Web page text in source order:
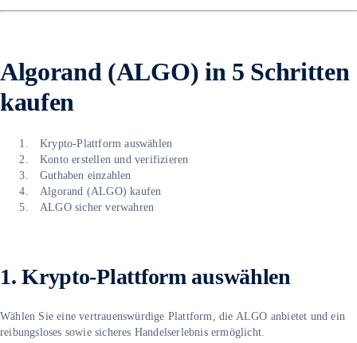
Algorand (ALGO) in 5 Schritten
kaufen
Krypto-Plattform auswählen
Konto erstellen und verifizieren
Guthaben einzahlen
Algorand (ALGO) kaufen
ALGO sicher verwahren
1. Krypto-Plattform auswählen
Wählen Sie eine vertrauenswürdige Plattform, die ALGO anbietet und ein
reibungsloses sowie sicheres Handelserlebnis ermöglicht.